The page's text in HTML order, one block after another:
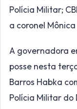
Polícia Militar;
a coronel
A governadora
posse nesta
Barros Habka
Polícia Militar do